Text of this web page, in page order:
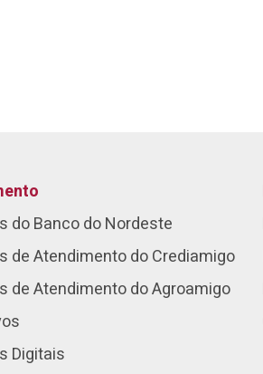
do Banco do Nordeste
de Atendimento do Crediamigo
de Atendimento do Agroamigo
Digitais